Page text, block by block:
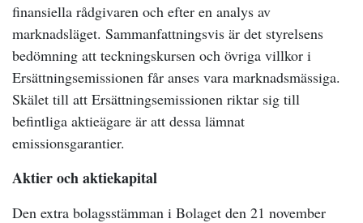
finansiella rådgivaren och efter en analys av
marknadsläget. Sammanfattningsvis är det styrelsens
bedömning att teckningskursen och övriga villkor i
Ersättningsemissionen får anses vara marknadsmässiga.
Skälet till att Ersättningsemissionen riktar sig till
befintliga aktieägare är att dessa lämnat
emissionsgarantier.
Aktier och aktiekapital
Den extra bolagsstämman i Bolaget den 21 november